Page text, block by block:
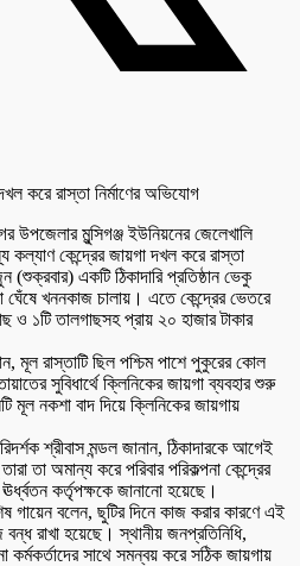
উপজেলার মুন্সিগঞ্জ ইউনিয়নের জেলেখালি
কল্যাণ কেন্দ্রের জায়গা দখল করে রাস্তা
একটি ঠিকাদারি প্রতিষ্ঠান ভেকু
ঘেঁষে খননকাজ চালায়। এতে কেন্দ্রের ভেতরে
ও ১টি তালগাছসহ প্রায় ২০ হাজার টাকার
মূল রাস্তাটি ছিল পশ্চিম পাশে পুকুরের কোল
সুবিধার্থে ক্লিনিকের জায়গা ব্যবহার শুরু
মূল নকশা বাদ দিয়ে ক্লিনিকের জায়গায়
শ্রীবাস মন্ডল জানান, ঠিকাদারকে আগেই
তা অমান্য করে পরিবার পরিকল্পনা কেন্দ্রের
কর্তৃপক্ষকে জানানো হয়েছে।
গায়েন বলেন, ছুটির দিনে কাজ করার কারণে এই
রাখা হয়েছে। স্থানীয় জনপ্রতিনিধি,
কর্মকর্তাদের সাথে সমন্বয় করে সঠিক জায়গায়